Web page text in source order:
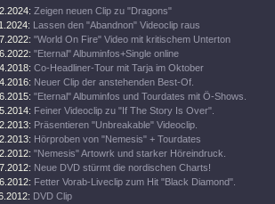
Zeigen neuen Clip zu "Dragons"
Lassen den "Abandnon" Videoclip raus
"World On Fire" Video mit kritischem Unterton
"Eternal" Albuminfos+Single online
Co-Headliner-Tour mit Tarja im Oktober
Neuer Clip der anstehenden Best-Of.
"Eternal" Albuminfos und Tourdates mit Ö-Shows.
Feiner Videoclip zu "If The Story Is Over".
Präsentieren "Unbreakable" Videoclip.
Hörproben von "Nemesis" + Tourdates
"Nemesis" Artowrk und starker Höreindruck.
Neue DVD stürmt die nordischen Charts!
Fetter Vorab-Liveclip zum Hit "Black Diamond".
DVD Clip